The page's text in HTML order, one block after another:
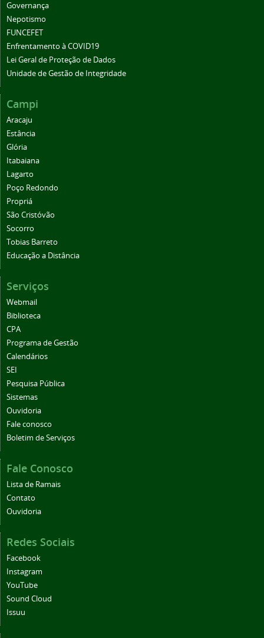
Governança
Nepotismo
FUNCEFET
Enfrentamento à COVID19
Lei Geral de Proteção de Dados
Unidade de Gestão de Integridade
Campi
Aracaju
Estância
Glória
Itabaiana
Lagarto
Poço Redondo
Propriá
São Cristóvão
Socorro
Tobias Barreto
Educação a Distância
Serviços
Webmail
Biblioteca
CPA
Programa de Gestão
Calendários
SEI
Pesquisa Pública
Sistemas
Ouvidoria
Fale conosco
Boletim de Serviços
Fale Conosco
Lista de Ramais
Contato
Ouvidoria
Redes Sociais
Facebook
Instagram
YouTube
Sound Cloud
Issuu